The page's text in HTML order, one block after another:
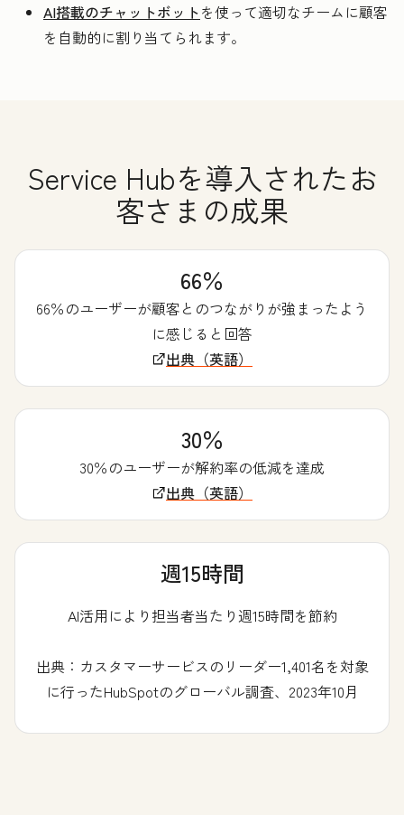
AI搭載のチャットボットを使って適切なチームに顧客
を自動的に割り当てられます。
Service Hubを導入されたお
客さまの成果
66％
66％のユーザーが顧客とのつながりが強まったよう
に感じると回答
出典（英語）
30％
30％のユーザーが解約率の低減を達成
出典（英語）
週15時間
AI活用により担当者当たり週15時間を節約
出典：カスタマーサービスのリーダー1,401名を対象
に行ったHubSpotのグローバル調査、2023年10月